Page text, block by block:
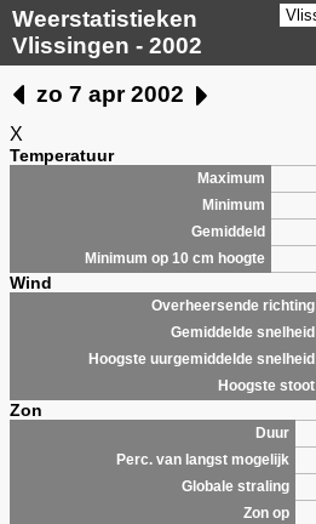
Weerstatistieken
Vlissingen - 2002
zo 7 apr 2002
X
Temperatuur
Maximum
Minimum
Gemiddeld
Minimum op 10 cm hoogte
Wind
Overheersende richting
Gemiddelde snelheid
Hoogste uurgemiddelde snelheid
Hoogste stoot
Zon
Duur
Perc. van langst mogelijk
Globale straling
Zon op